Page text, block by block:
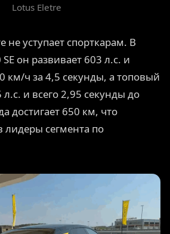
Lotus Eletre
не уступает спорткарам. В
он развивает 603 л.с. и
км/ч за 4,5 секунды, а топовый
и всего 2,95 секунды до
достигает 650 км, что
сегмента по